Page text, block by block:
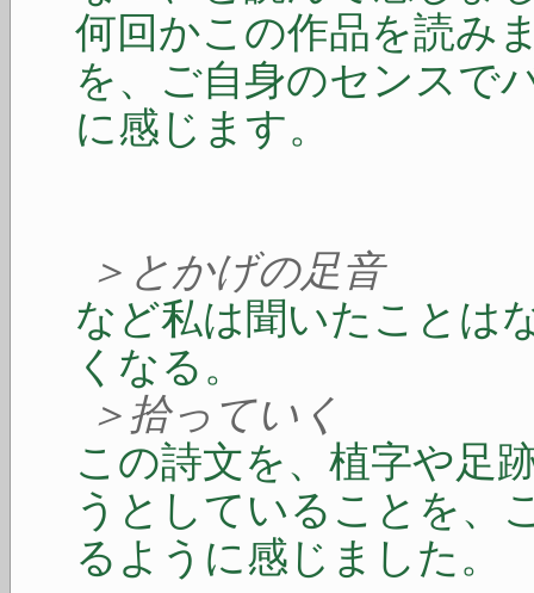
何回かこの作品を読み
を、ご自身のセンスで
に感じます。
＞とかげの足音
など私は聞いたことは
くなる。
＞拾っていく
この詩文を、植字や足
うとしていることを、
るように感じました。